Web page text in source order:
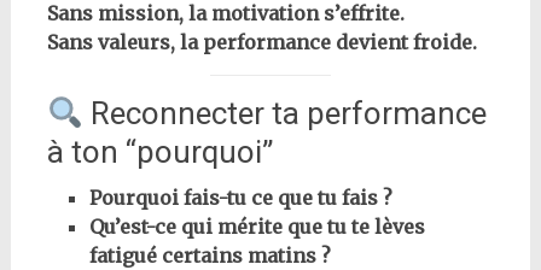
Sans mission, la motivation s’effrite.
Sans valeurs, la performance devient froide.
Reconnecter ta performance
à ton “pourquoi”
Pourquoi fais-tu ce que tu fais ?
Qu’est-ce qui mérite que tu te lèves
fatigué certains matins ?